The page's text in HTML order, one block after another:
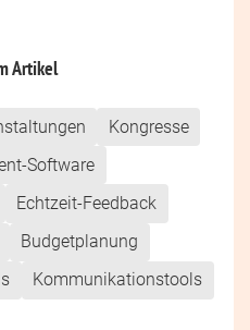
Artikel
Kongresse
Software
Echtzeit-Feedback
Budgetplanung
Kommunikationstools